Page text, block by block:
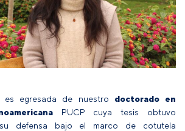
es egresada de nuestro doctorado en
PUCP cuya tesis obtuvo
defensa bajo el marco de cotutela